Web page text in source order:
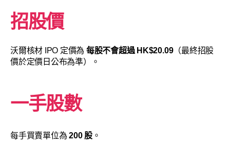
招股價
沃爾核材 IPO 定價為 每股不會超過 HK$20.09（最終招股
價於定價日公布為準）。
一手股數
每手買賣單位為200 股。